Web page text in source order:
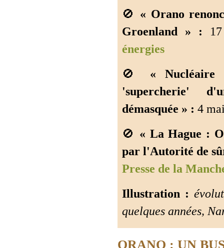
🚫 « Orano
Groenland » :
énergies
🚫 «
'supercherie'
démasquée » : 4
🚫 « La Hague :
par l'Autorité de
Presse de la
Illustration :
quelques années,
ORANO : UN